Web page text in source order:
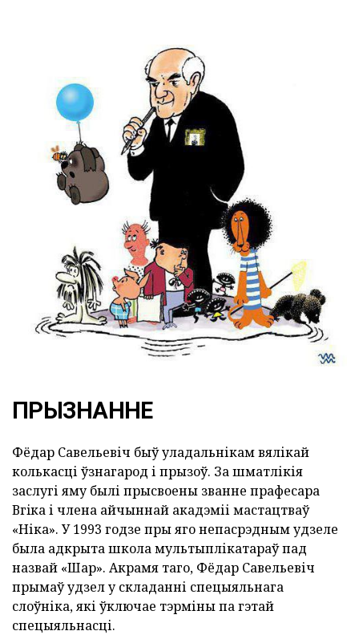
ПРЫЗНАННЕ
Фёдар Савельевіч быў уладальнікам вялікай
колькасці ўзнагарод і прызоў. За шматлікія
заслугі яму былі прысвоены званне прафесара
Вгiка і члена айчыннай акадэміі мастацтваў
«Ніка». У 1993 годзе пры яго непасрэдным удзеле
была адкрыта школа мультыплікатараў пад
назвай «Шар». Акрамя таго, Фёдар Савельевіч
прымаў удзел у складанні спецыяльнага
слоўніка, які ўключае тэрміны па гэтай
спецыяльнасці.